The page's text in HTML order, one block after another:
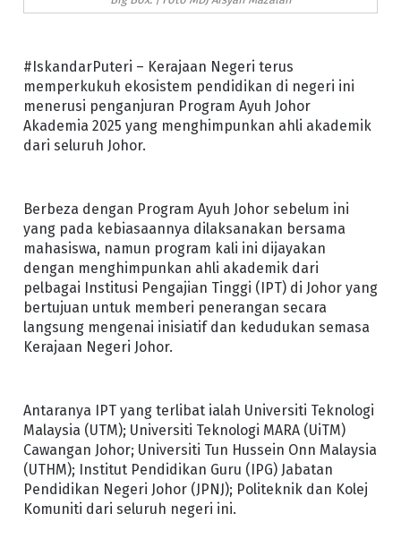
#IskandarPuteri – Kerajaan Negeri terus
memperkukuh ekosistem pendidikan di negeri ini
menerusi penganjuran Program Ayuh Johor
Akademia 2025 yang menghimpunkan ahli akademik
dari seluruh Johor.
Berbeza dengan Program Ayuh Johor sebelum ini
yang pada kebiasaannya dilaksanakan bersama
mahasiswa, namun program kali ini dijayakan
dengan menghimpunkan ahli akademik dari
pelbagai Institusi Pengajian Tinggi (IPT) di Johor yang
bertujuan untuk memberi penerangan secara
langsung mengenai inisiatif dan kedudukan semasa
Kerajaan Negeri Johor.
Antaranya IPT yang terlibat ialah Universiti Teknologi
Malaysia (UTM); Universiti Teknologi MARA (UiTM)
Cawangan Johor; Universiti Tun Hussein Onn Malaysia
(UTHM); Institut Pendidikan Guru (IPG) Jabatan
Pendidikan Negeri Johor (JPNJ); Politeknik dan Kolej
Komuniti dari seluruh negeri ini.